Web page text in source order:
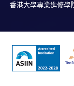
香港大學專業進修學